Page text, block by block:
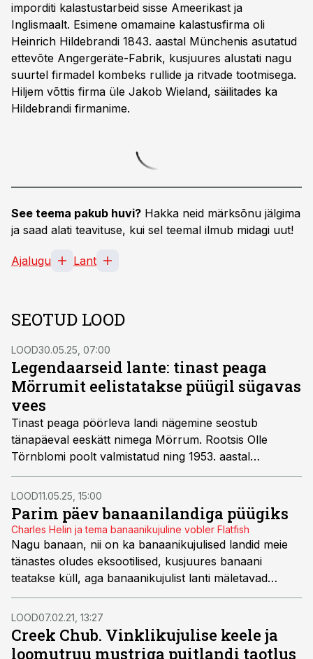
imporditi kalastustarbeid sisse Ameerikast ja
Inglismaalt. Esimene omamaine kalastusfirma oli
Heinrich Hildebrandi 1843. aastal Münchenis asutatud
ettevõte Angergeräte-Fabrik, kusjuures alustati nagu
suurtel firmadel kombeks rullide ja ritvade tootmisega.
Hiljem võttis firma üle Jakob Wieland, säilitades ka
Hildebrandi firmanime.
See teema pakub huvi? Hakka neid märksõnu jälgima
ja saad alati teavituse, kui sel teemal ilmub midagi uut!
Ajalugu Lant
SEOTUD LOOD
LOOD30.05.25, 07:00
Legendaarseid lante: tinast peaga
Mörrumit eelistatakse püügil sügavas
vees
Tinast peaga pöörleva landi nägemine seostub
tänapäeval eeskätt nimega Mörrum. Rootsis Olle
Törnblomi poolt valmistatud ning 1953. aastal
patenteeritud landipea ja ehitus oli teedrajav juba
edaspidise Abu Mörrumi-nimelise pöörleva
kujunemisele.
LOOD11.05.25, 15:00
Parim päev banaanilandiga püügiks
Charles Helin ja tema banaanikujuline vobler Flatfish
Nagu banaan, nii on ka banaanikujulised landid meie
tänastes oludes eksootilised, kusjuures banaani
teatakse küll, aga banaanikujulist lanti mäletavad
vanema generatsiooni kalamehed vast nii 40–50 aasta
tagustest aegadest. USA-s ja Kanadas on seevastu
banaanikujuline vobler ka tänapäeval endiselt vägagi
kasutatav nii spinningupüügil kui paadi järel vedades.
LOOD07.02.21, 13:27
Creek Chub. Vinklikujulise keele ja
loomutruu mustriga puitlandi taotlus